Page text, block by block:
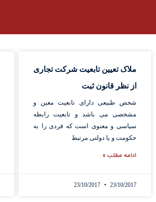
ملاک تعیین تابعیت شرکت تجاری
از نظر قانون ثبت
شخص طبیعی دارای تابعیت معین و
مشخصی می باشد و تابعیت رابطه
سیاسی و معنوی است که فردی را به
حکومت و یا دولتی مرتبط
ادامه مطلب »
23/10/2017